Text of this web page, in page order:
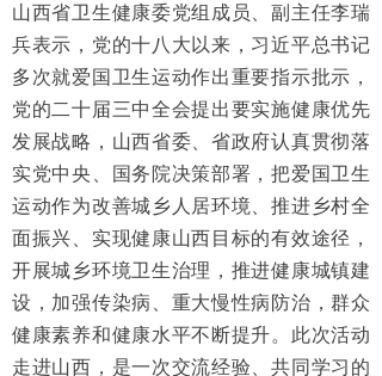
山西省卫生健康委党组成员、副主任李瑞
兵表示，党的十八大以来，习近平总书记
多次就爱国卫生运动作出重要指示批示，
党的二十届三中全会提出要实施健康优先
发展战略，山西省委、省政府认真贯彻落
实党中央、国务院决策部署，把爱国卫生
运动作为改善城乡人居环境、推进乡村全
面振兴、实现健康山西目标的有效途径，
开展城乡环境卫生治理，推进健康城镇建
设，加强传染病、重大慢性病防治，群众
健康素养和健康水平不断提升。此次活动
走进山西，是一次交流经验、共同学习的